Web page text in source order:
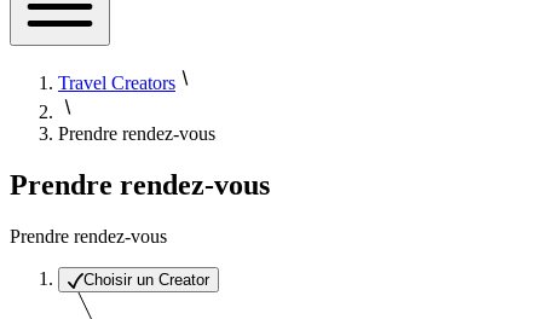
Travel Creators
Prendre rendez-vous
Prendre rendez-vous
Prendre rendez-vous
Choisir un Creator